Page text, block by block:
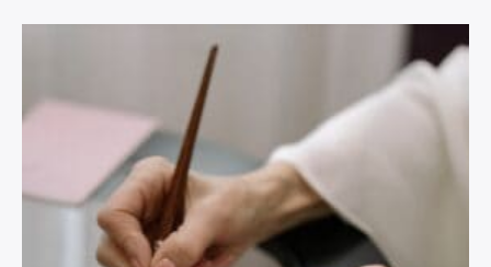
CONTACT
Facebook
Twitter